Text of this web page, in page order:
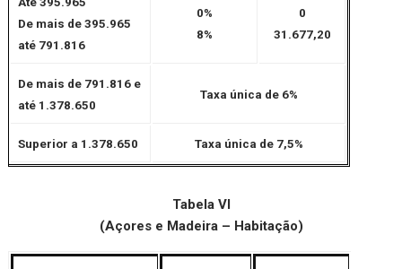
De mais de 395.965
até 791.816
0%
8%
0
31.677,20
De mais de 791.816 e
até 1.378.650
Taxa única de 6%
Superior a 1.378.650 Taxa única de 7,5%
Tabela VI
(Açores e Madeira – Habitação)